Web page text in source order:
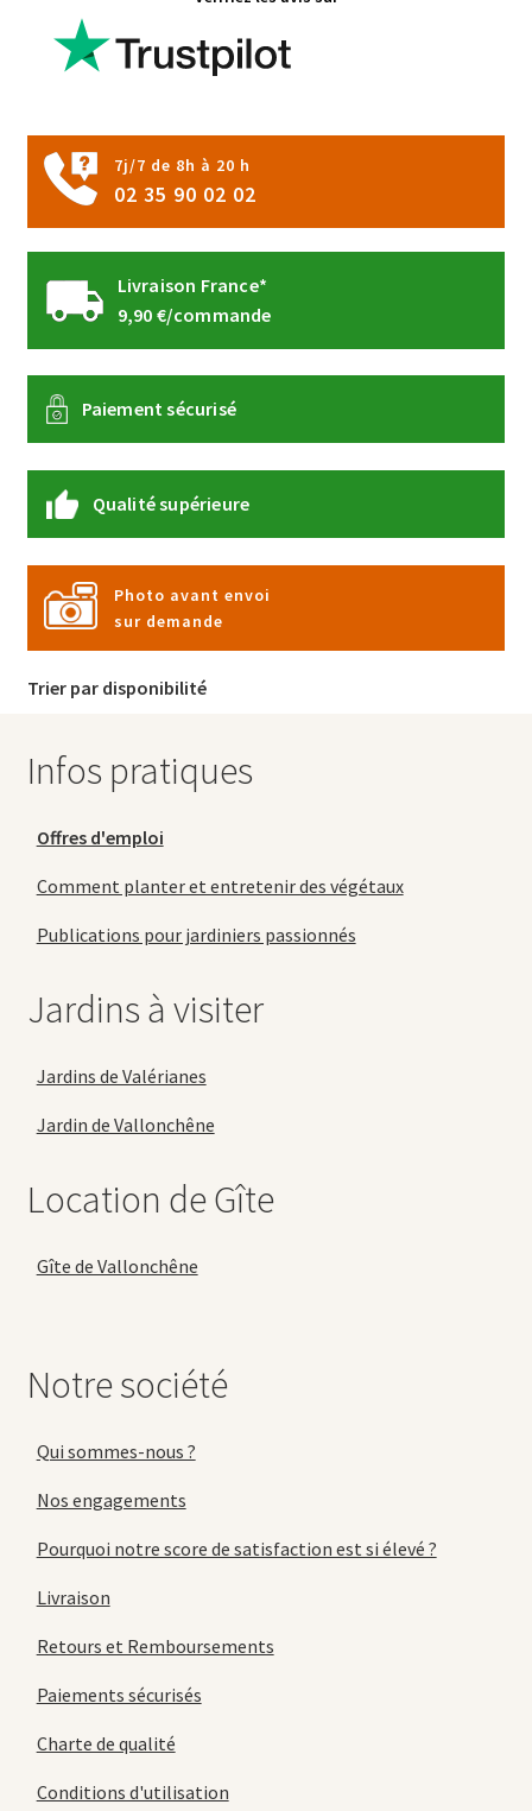
7j/7 de 8h à 20 h
02 35 90 02 02
Livraison France*
9,90 €/commande
Paiement sécurisé
Qualité supérieure
Photo avant envoi
sur demande
Trier par disponibilité
Infos pratiques
Offres d'emploi
Comment planter et entretenir des végétaux
Publications pour jardiniers passionnés
Jardins à visiter
Jardins de Valérianes
Jardin de Vallonchêne
Location de Gîte
Gîte de Vallonchêne
Notre société
Qui sommes-nous ?
Nos engagements
Pourquoi notre score de satisfaction est si élevé ?
Livraison
Retours et Remboursements
Paiements sécurisés
Charte de qualité
Conditions d'utilisation